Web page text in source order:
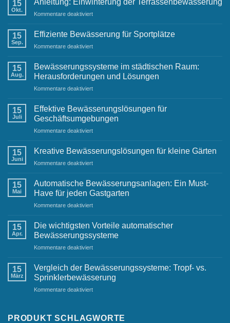
Gartenbewässerung
15
Okt.
Kommentare deaktiviertfür
Einwinterung
Terrassenbewässerung
15
Sep.
Effiziente Bewässerung für Sportplätze
Kommentare deaktiviertfür
Bewässerung
für
Sportplätze
15
Aug.
Bewässerungssysteme im städtischen Raum:
Herausforderungen und Lösungen
Kommentare deaktiviertfür
städtischen
Raum:
Herausforderungen
Lösungen
15
Juli
Effektive Bewässerungslösungen für
Geschäftsumgebungen
Kommentare deaktiviertfür
Bewässerungslösungen
Geschäftsumgebungen
15
Juni
Kreative Bewässerungslösungen für kleine Gärten
Kommentare deaktiviertfür
Bewässerungslösungen
für
kleine
Gärten
15
Mai
Automatische Bewässerungsanlagen: Ein Must-
Have für jeden Gastgarten
Kommentare deaktiviertfür
Bewässerungsanlagen:
Must-
Have
jeden
Gastgarten
15
Apr.
Die wichtigsten Vorteile automatischer
Bewässerungssysteme
Kommentare deaktiviertfür
wichtigsten
automatischer
Bewässerungssysteme
15
März
Vergleich der Bewässerungssysteme: Tropf- vs.
Sprinklerbewässerung
Kommentare deaktiviertfür
Bewässerungssysteme:
PRODUKT SCHLAGWORTE